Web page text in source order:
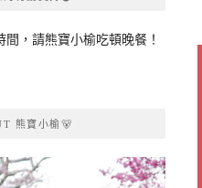
，請熊寶小榆吃頓晚餐！
熊寶小榆🐻